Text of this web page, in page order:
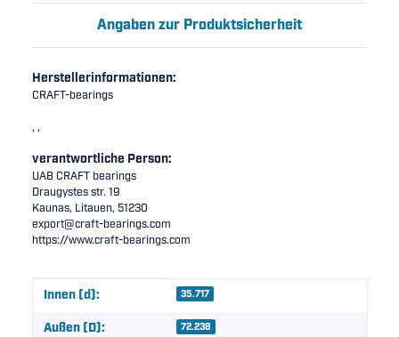
Angaben zur Produktsicherheit
Herstellerinformationen:
CRAFT-bearings
, ,
verantwortliche Person:
UAB CRAFT bearings
Draugystes str. 19
Kaunas, Litauen, 51230
export@craft-bearings.com
https://www.craft-bearings.com
Produkteigenschaft
Wert
Innen (d): 35.717
Außen (D): 72.238